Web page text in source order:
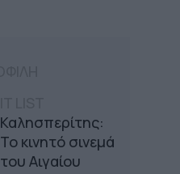
Καλησπερίτης:
Το κινητό σινεμά
του Αιγαίου